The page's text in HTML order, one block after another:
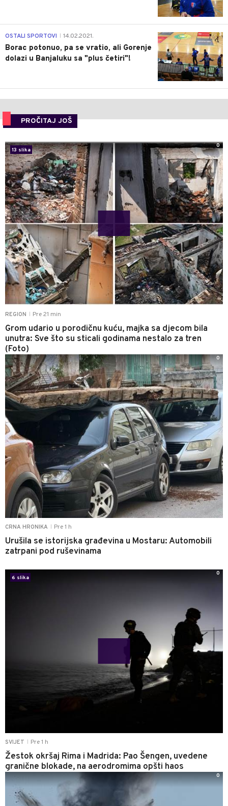
3
OSTALI SPORTOVI 14.02.2021.
Borac potonuo, pa se vratio, ali Gorenje
dolazi u Banjaluku sa "plus četiri"!
PROČITAJ JOŠ
REGION Pre 21 min
Grom udario u porodičnu kuću, majka sa djecom bila
unutra: Sve što su sticali godinama nestalo za tren
(Foto)
13 slika
0
CRNA HRONIKA Pre 1 h
Urušila se istorijska građevina u Mostaru: Automobili
zatrpani pod ruševinama
0
SVIJET Pre 1 h
Žestok okršaj Rima i Madrida: Pao Šengen, uvedene
granične blokade, na aerodromima opšti haos
6 slika
0
0